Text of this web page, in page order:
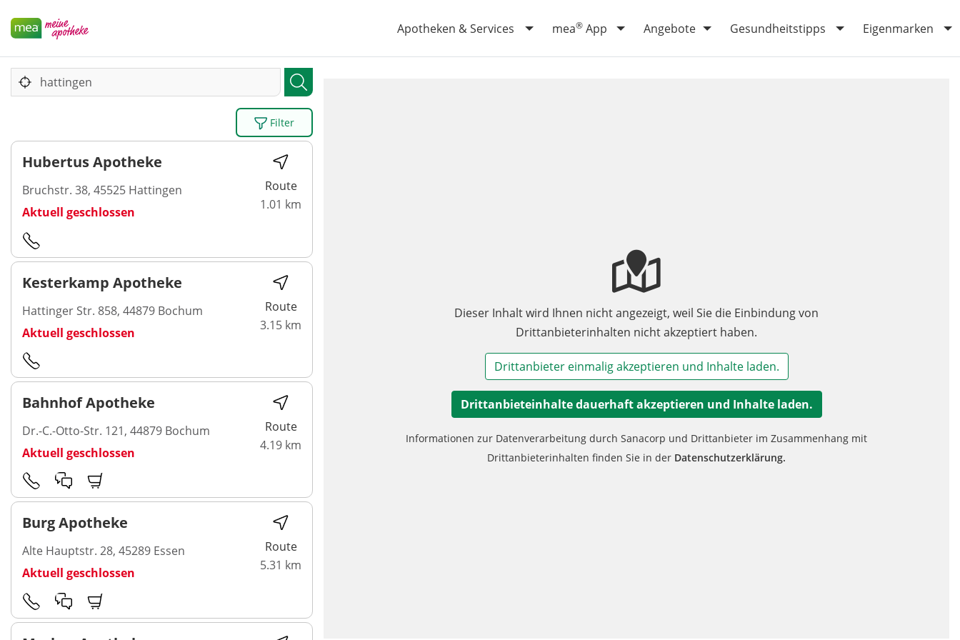
Apotheken & Services mea® App Angebote Gesundheitstipps Eigenmarken
Filter
Hubertus Apotheke
Bruchstr. 38, 45525 Hattingen
Aktuell geschlossen
Route
1.01 km
Kesterkamp Apotheke
Hattinger Str. 858, 44879 Bochum
Aktuell geschlossen
Route
3.15 km
Bahnhof Apotheke
Dr.-C.-Otto-Str. 121, 44879 Bochum
Aktuell geschlossen
Route
4.19 km
Burg Apotheke
Alte Hauptstr. 28, 45289 Essen
Aktuell geschlossen
Route
5.31 km
Dieser Inhalt wird Ihnen nicht angezeigt, weil Sie die Einbindung von
Drittanbieterinhalten nicht akzeptiert haben.
Drittanbieter einmalig akzeptieren und Inhalte laden.
Drittanbieteinhalte dauerhaft akzeptieren und Inhalte laden.
Informationen zur Datenverarbeitung durch Sanacorp und Drittanbieter im Zusammenhang mit
Drittanbieterinhalten finden Sie in der Datenschutzerklärung.